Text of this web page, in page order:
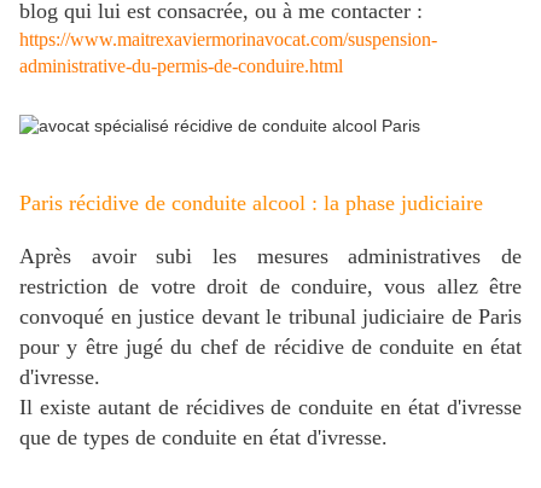
blog qui lui est consacrée, ou à me contacter :
https://www.maitrexaviermorinavocat.com/suspension-
administrative-du-permis-de-conduire.html
Paris récidive de conduite alcool : la phase judiciaire
Après avoir subi les mesures administratives de
restriction de votre droit de conduire, vous allez être
convoqué en justice devant le tribunal judiciaire de Paris
pour y être jugé du chef de récidive de conduite en état
d'ivresse.
Il existe autant de récidives de conduite en état d'ivresse
que de types de conduite en état d'ivresse.